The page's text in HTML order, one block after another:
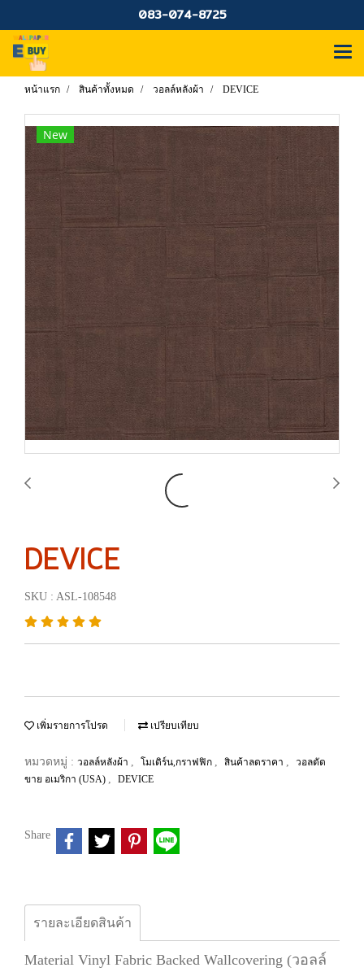
083-074-8725
หน้าแรก สินค้าทั้งหมด วอลล์หลังผ้า DEVICE
New
DEVICE
SKU : ASL-108548
เพิ่มรายการโปรด เปรียบเทียบ
หมวดหมู่ : วอลล์หลังผ้า , โมเดิร์น,กราฟฟิก , สินค้าลดราคา ,
วอลตัด
ขาย อเมริกา (USA) , DEVICE
Share
รายละเอียดสินค้า
Material Vinyl Fabric Backed Wallcovering (วอลล์